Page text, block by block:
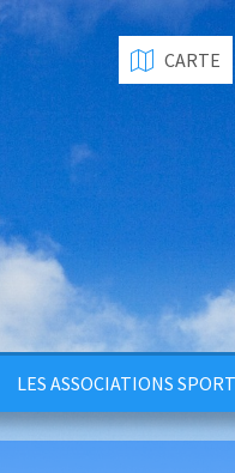
LES ASSOCIATIONS
CARTE